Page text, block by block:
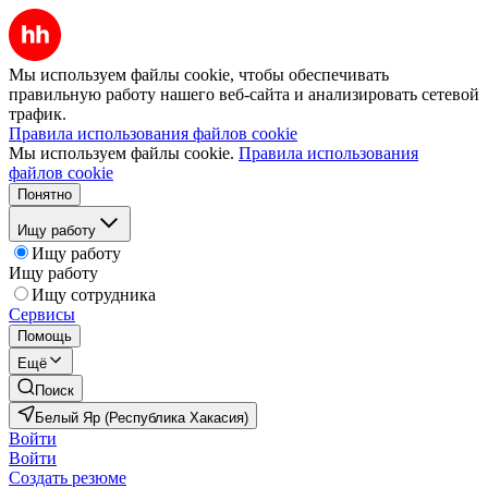
Мы используем файлы cookie, чтобы обеспечивать
правильную работу нашего веб-сайта и анализировать сетевой
трафик.
Правила использования файлов cookie
Мы используем файлы cookie. Правила использования
файлов cookie
Понятно
Ищу работу
Ищу работу
Ищу работу
Ищу сотрудника
Сервисы
Помощь
Ещё
Поиск
Белый Яр (Республика Хакасия)
Войти
Войти
Создать резюме